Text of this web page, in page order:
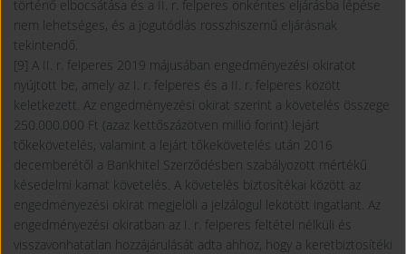
történő elbocsátása és a II. r. felperes önkéntes eljárásba lépése
nem lehetséges, és a jogutódlás rosszhiszemű eljárásnak
tekintendő.
[9] A II. r. felperes 2019 májusában engedményezési okiratot
nyújtott be, amely az I. r. felperes és a II. r. felperes között
keletkezett. Az engedményezési okirat szerint a követelés összege
250.000.000 Ft (azaz kettőszázötven millió forint) lejárt
tőkekövetelés, valamint a lejárt tőkekövetelés után 2016
decemberétől a Bankhitel Szerződésben szabályozott mértékű
késedelmi kamat követelés. A követelés biztosítékai között az
engedményezési okirat megjelöli a jelzálogul lekötött ingatlant. Az
engedményezési okiratban az I. r. felperes feltétel nélküli és
visszavonhatatlan hozzájárulását adta ahhoz, hogy a keretbiztosítéki